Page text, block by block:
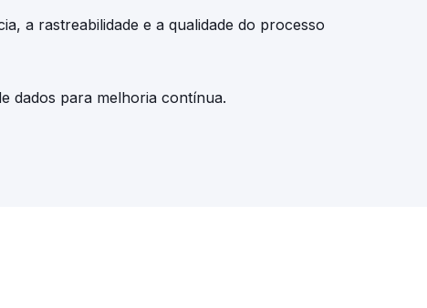
a rastreabilidade e a qualidade do processo
dados para melhoria contínua.